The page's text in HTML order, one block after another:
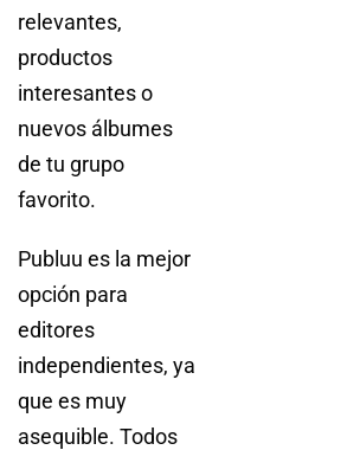
relevantes,
productos
interesantes o
nuevos álbumes
de tu grupo
favorito.
Publuu es la mejor
opción para
editores
independientes, ya
que es muy
asequible. Todos